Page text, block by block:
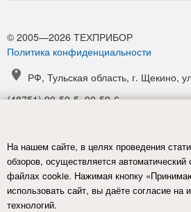
© 2005—2026 ТЕХПРИБОР
Политика конфиденциальности
РФ, Тульская область, г. Щекино,
(48751) 90-59-5, 90-59-6
Карта проезда
На нашем сайте, в целях проведения
обзоров, осуществляется
файлах cookie. Нажимая кнопку
использовать сайт, вы даёте согласие на
технологий.